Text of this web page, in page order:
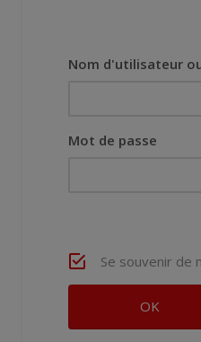
Nom d'utilisateur
Mot de passe
Se souvenir de